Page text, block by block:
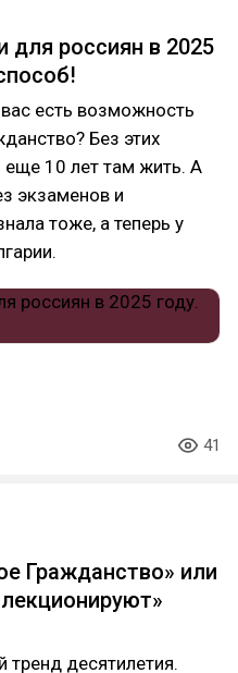
для россиян в 2025
есть возможность
Без этих
10 лет там жить. А
экзаменов и
тоже, а теперь у
41
Гражданство» или
тренд десятилетия.